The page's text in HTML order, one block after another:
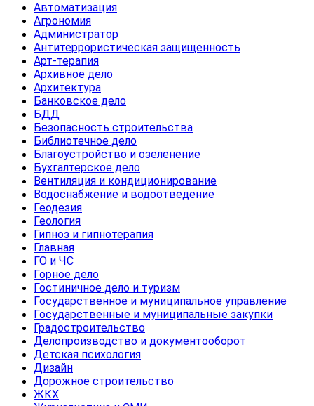
Автоматизация
Агрономия
Администратор
Антитеррористическая защищенность
Арт-терапия
Архивное дело
Архитектура
Банковское дело
БДД
Безопасность строительства
Библиотечное дело
Благоустройство и озеленение
Бухгалтерское дело
Вентиляция и кондиционирование
Водоснабжение и водоотведение
Геодезия
Геология
Гипноз и гипнотерапия
Главная
ГО и ЧС
Горное дело
Гостиничное дело и туризм
Государственное и муниципальное управление
Государственные и муниципальные закупки
Градостроительство
Делопроизводство и документооборот
Детская психология
Дизайн
Дорожное строительство
ЖКХ